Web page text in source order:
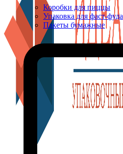
Коробки для пиццы
Упаковка для фаст-фуда
Пакеты бумажные